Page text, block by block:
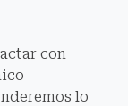
con
lo